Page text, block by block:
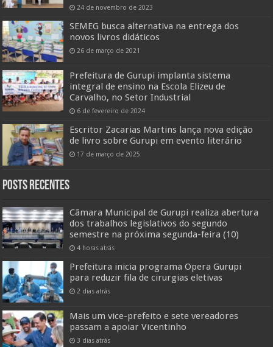
24 de novembro de 2023
SEMEG busca alternativa na entrega dos
novos livros didáticos
26 de março de 2021
Prefeitura de Gurupi implanta sistema
integral de ensino na Escola Elizeu de
Carvalho, no Setor Industrial
6 de fevereiro de 2024
Escritor Zacarias Martins lança nova edição
de livro sobre Gurupi em evento literário
17 de março de 2025
Posts Recentes
Câmara Municipal de Gurupi realiza abertura
dos trabalhos legislativos do segundo
semestre na próxima segunda-feira (10)
4 horas atrás
Prefeitura inicia programa Opera Gurupi
para reduzir fila de cirurgias eletivas
2 dias atrás
Mais um vice-prefeito e sete vereadores
passam a apoiar Vicentinho
3 dias atrás